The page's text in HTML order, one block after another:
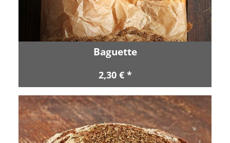
Baguette
2,30 € *